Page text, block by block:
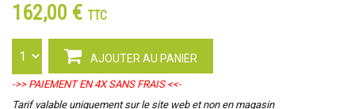
162,00 € TTC
AJOUTER AU PANIER
->> PAIEMENT EN 4X SANS FRAIS <<-
Tarif valable uniquement sur le site web et non en magasin